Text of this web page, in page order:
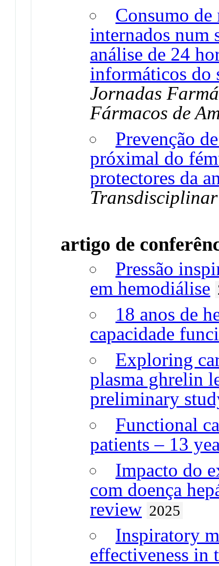
Consumo de
internados num
análise de 24
informáticos do
Jornadas
Fármacos de
Prevenção
próximal do
protectores da
artigo de
Pressão
em hemodiálise
18 anos de
capacidade
Exploring
plasma ghrelin
preliminary
Functional
patients – 13
Impacto do
com doença
review 2025
Inspiratory
effectiveness